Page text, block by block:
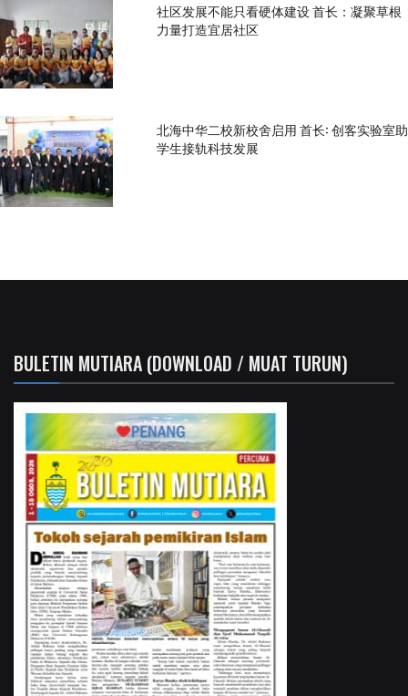
社区发展不能只看硬体建设 首长：凝聚草根
力量打造宜居社区
北海中华二校新校舍启用 首长: 创客实验室助
学生接轨科技发展
BULETIN MUTIARA (DOWNLOAD / MUAT TURUN)